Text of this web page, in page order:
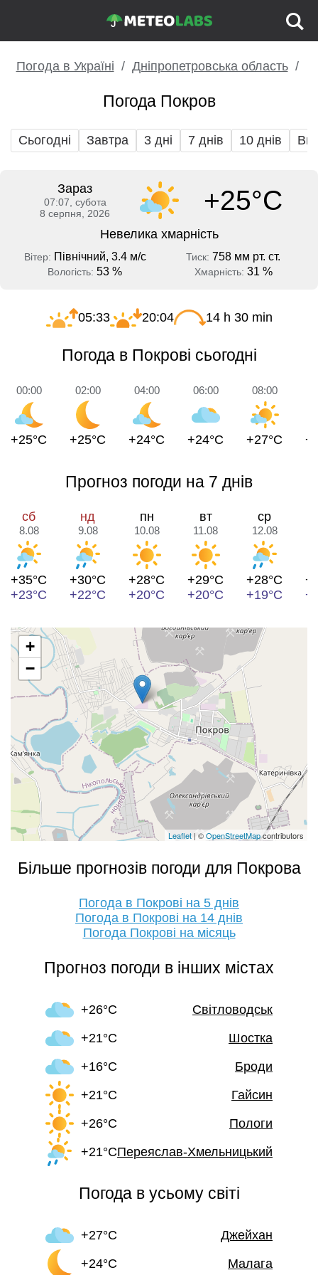
Погода в Україні Дніпропетровська область
Погода Покров
Сьогодні Завтра 3 дні 7 днів 10 днів
Зараз
07:07, субота
8 серпня, 2026
+25°C
Невелика хмарність
Вітер: Північний, 3.4 м/с Тиск: 758 мм рт. ст.
Вологість: 53 % Хмарність: 31 %
05:33 20:04 14 h 30 min
Погода в Покрові сьогодні
00:00
+25°C
02:00
+25°C
04:00
+24°C
06:00
+24°C
08:00
+27°C
Прогноз погоди на 7 днів
сб
8.08
+35°C
+23°C
нд
9.08
+30°C
+22°C
пн
10.08
+28°C
+20°C
вт
11.08
+29°C
+20°C
ср
12.08
+28°C
+19°C
+
−
Leaflet | ©OpenStreetMapcontributors
Більше прогнозів погоди для Покрова
Погода в Покрові на 5 днів
Погода в Покрові на 14 днів
Погода Покрові на місяць
Прогноз погоди в інших містах
+26°C
Світловодськ
+21°C
Шостка
+16°C
Броди
+21°C
Гайсин
+26°C
Пологи
+21°CПереяслав-Хмельницький
Погода в усьому світі
+27°C
Джейхан
+24°C
Малага